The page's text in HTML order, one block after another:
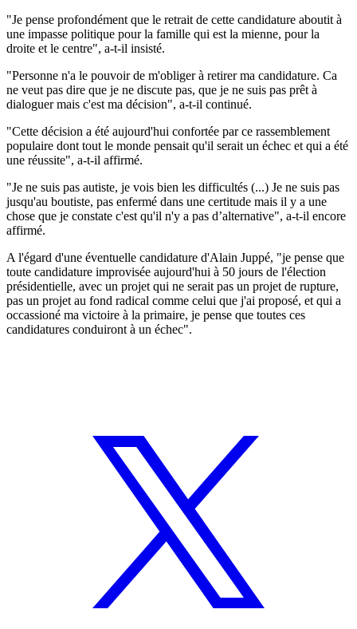
"Je pense profondément que le retrait de cette candidature aboutit à
une impasse politique pour la famille qui est la mienne, pour la
droite et le centre", a-t-il insisté.
"Personne n'a le pouvoir de m'obliger à retirer ma candidature. Ca
ne veut pas dire que je ne discute pas, que je ne suis pas prêt à
dialoguer mais c'est ma décision", a-t-il continué.
"Cette décision a été aujourd'hui confortée par ce rassemblement
populaire dont tout le monde pensait qu'il serait un échec et qui a été
une réussite", a-t-il affirmé.
"Je ne suis pas autiste, je vois bien les difficultés (...) Je ne suis pas
jusqu'au boutiste, pas enfermé dans une certitude mais il y a une
chose que je constate c'est qu'il n'y a pas d’alternative", a-t-il encore
affirmé.
A l'égard d'une éventuelle candidature d'Alain Juppé, "je pense que
toute candidature improvisée aujourd'hui à 50 jours de l'élection
présidentielle, avec un projet qui ne serait pas un projet de rupture,
pas un projet au fond radical comme celui que j'ai proposé, et qui a
occassioné ma victoire à la primaire, je pense que toutes ces
candidatures conduiront à un échec".